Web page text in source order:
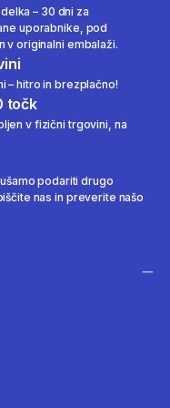
– 30 dni za
uporabnike, pod
v originalni embalaži.
– hitro in brezplačno!
točk
v fizični trgovini, na
podariti drugo
nas in preverite našo